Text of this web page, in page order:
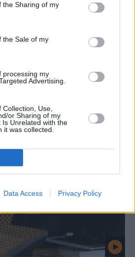
the Sharing of my
the Sale of my
processing my
Advertising.
Use,
or Sharing of my
Is Unrelated with the
it was collected.
Data Access Privacy Policy
σε τρεις οδούς του